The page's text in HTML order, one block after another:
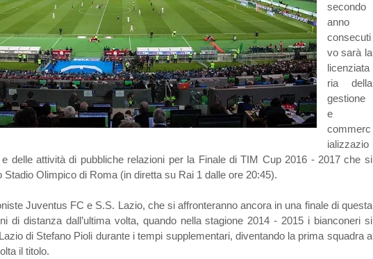
secondo
anno
consecuti
vo sarà la
licenziata
ria della
gestione
e
commerc
ializzazio
delle attività di pubbliche relazioni per la Finale di TIM Cup 2016 - 2017 che si
Stadio Olimpico di Roma (in diretta su Rai 1 dalle ore 20:45).
Juventus FC e S.S. Lazio, che si affronteranno ancora in una finale di questa
di distanza dall’ultima volta, quando nella stagione 2014 - 2015 i bianconeri si
di Stefano Pioli durante i tempi supplementari, diventando la prima squadra a
il titolo.